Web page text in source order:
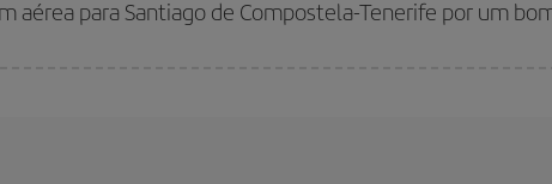
aérea para Santiago de Compostela-Tenerife por um